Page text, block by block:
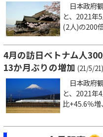
日本政府
と、2021年
(2人)の200
4月の訪日ベトナム人
13か月ぶりの増加 (21/5/21)
日本政府
と、2021年
比+45.6％増